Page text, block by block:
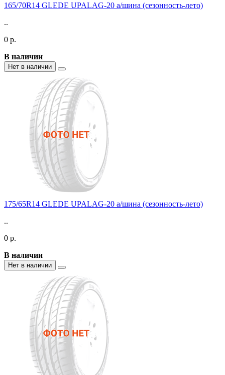
165/70R14 GLEDE UPALAG-20 а/шина (сезонность-лето)
..
0 р.
В наличии
Нет в наличии
175/65R14 GLEDE UPALAG-20 а/шина (сезонность-лето)
..
0 р.
В наличии
Нет в наличии